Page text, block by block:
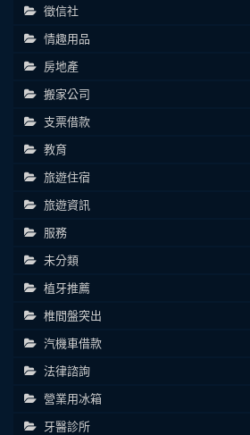
徵信社
情趣用品
房地產
搬家公司
支票借款
教育
旅遊住宿
旅遊資訊
服務
未分類
植牙推薦
椎間盤突出
汽機車借款
法律諮詢
營業用冰箱
牙醫診所